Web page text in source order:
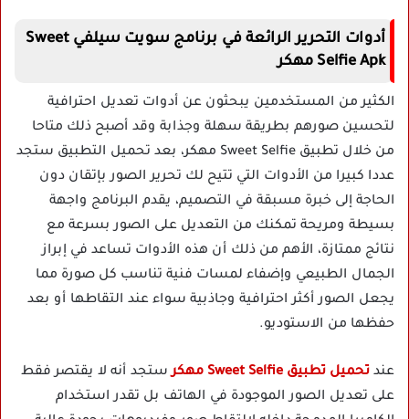
أدوات التحرير الرائعة في برنامج سويت سيلفي Sweet
Selfie Apk مهكر
الكثير من المستخدمين يبحثون عن أدوات تعديل احترافية
لتحسين صورهم بطريقة سهلة وجذابة وقد أصبح ذلك متاحا
من خلال تطبيق Sweet Selfie مهكر، بعد تحميل التطبيق ستجد
عددا كبيرا من الأدوات التي تتيح لك تحرير الصور بإتقان دون
الحاجة إلى خبرة مسبقة في التصميم، يقدم البرنامج واجهة
بسيطة ومريحة تمكنك من التعديل على الصور بسرعة مع
نتائج ممتازة، الأهم من ذلك أن هذه الأدوات تساعد في إبراز
الجمال الطبيعي وإضفاء لمسات فنية تناسب كل صورة مما
يجعل الصور أكثر احترافية وجاذبية سواء عند التقاطها أو بعد
حفظها من الاستوديو.
عند تحميل تطبيق Sweet Selfie مهكر
ستجد أنه لا يقتصر فقط
على تعديل الصور الموجودة في الهاتف بل تقدر استخدام